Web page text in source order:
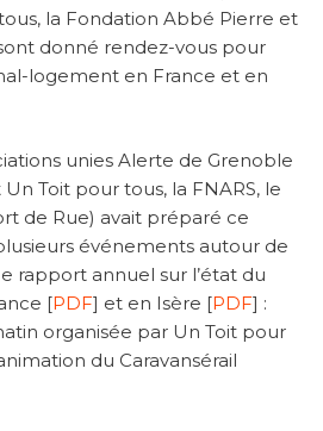
la Fondation Abbé Pierre et
donné rendez-vous pour
logement en France et en
unies Alerte de Grenoble
Toit pour tous, la FNARS, le
de Rue) avait préparé ce
événements autour de
rapport annuel sur l’état du
[PDF] et en Isère [PDF] :
organisée par Un Toit pour
du Caravansérail